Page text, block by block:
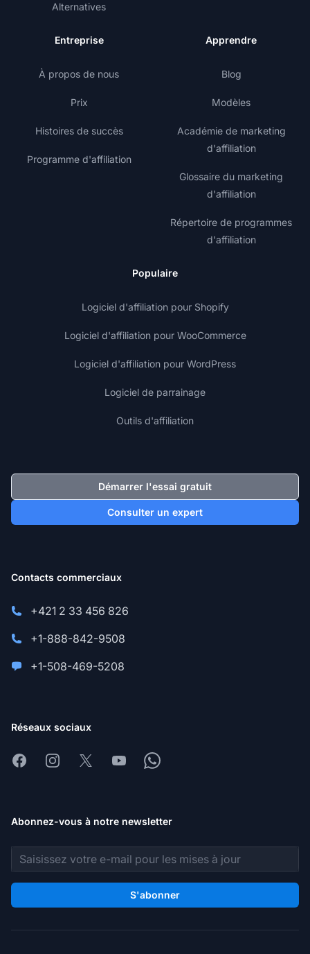
Alternatives
Entreprise
À propos de nous
Prix
Histoires de succès
Programme d'affiliation
Apprendre
Blog
Modèles
Académie de marketing
d'affiliation
Glossaire du marketing
d'affiliation
Répertoire de programmes
d'affiliation
Populaire
Logiciel d'affiliation pour Shopify
Logiciel d'affiliation pour WooCommerce
Logiciel d'affiliation pour WordPress
Logiciel de parrainage
Outils d'affiliation
Démarrer l'essai gratuit
Consulter un expert
Contacts commerciaux
+421 2 33 456 826
+1-888-842-9508
+1-508-469-5208
Réseaux sociaux
FacebookInstagram
X YoutubeWhatsapp
Abonnez-vous à notre newsletter
Adresse e-mail
S'abonner